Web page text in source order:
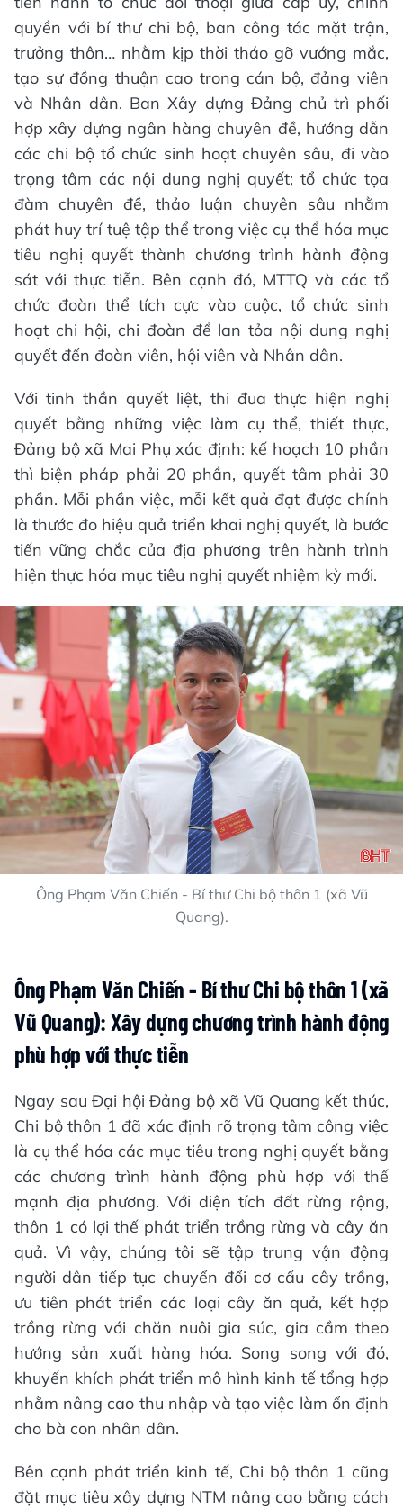
quyền với bí thư chi bộ, ban công tác mặt trận,
trưởng thôn… nhằm kịp thời tháo gỡ vướng mắc,
tạo sự đồng thuận cao trong cán bộ, đảng viên
và Nhân dân. Ban Xây dựng Đảng chủ trì phối
hợp xây dựng ngân hàng chuyên đề, hướng dẫn
các chi bộ tổ chức sinh hoạt chuyên sâu, đi vào
trọng tâm các nội dung nghị quyết; tổ chức tọa
đàm chuyên đề, thảo luận chuyên sâu nhằm
phát huy trí tuệ tập thể trong việc cụ thể hóa mục
tiêu nghị quyết thành chương trình hành động
sát với thực tiễn. Bên cạnh đó, MTTQ và các tổ
chức đoàn thể tích cực vào cuộc, tổ chức sinh
hoạt chi hội, chi đoàn để lan tỏa nội dung nghị
quyết đến đoàn viên, hội viên và Nhân dân.
Với tinh thần quyết liệt, thi đua thực hiện nghị
quyết bằng những việc làm cụ thể, thiết thực,
Đảng bộ xã Mai Phụ xác định: kế hoạch 10 phần
thì biện pháp phải 20 phần, quyết tâm phải 30
phần. Mỗi phần việc, mỗi kết quả đạt được chính
là thước đo hiệu quả triển khai nghị quyết, là bước
tiến vững chắc của địa phương trên hành trình
hiện thực hóa mục tiêu nghị quyết nhiệm kỳ mới.
Ông Phạm Văn Chiến - Bí thư Chi bộ thôn 1 (xã Vũ
Quang).
Ông Phạm Văn Chiến - Bí thư Chi bộ thôn 1 (xã
Vũ Quang): Xây dựng chương trình hành động
phù hợp với thực tiễn
Ngay sau Đại hội Đảng bộ xã Vũ Quang kết thúc,
Chi bộ thôn 1 đã xác định rõ trọng tâm công việc
là cụ thể hóa các mục tiêu trong nghị quyết bằng
các chương trình hành động phù hợp với thế
mạnh địa phương. Với diện tích đất rừng rộng,
thôn 1 có lợi thế phát triển trồng rừng và cây ăn
quả. Vì vậy, chúng tôi sẽ tập trung vận động
người dân tiếp tục chuyển đổi cơ cấu cây trồng,
ưu tiên phát triển các loại cây ăn quả, kết hợp
trồng rừng với chăn nuôi gia súc, gia cầm theo
hướng sản xuất hàng hóa. Song song với đó,
khuyến khích phát triển mô hình kinh tế tổng hợp
nhằm nâng cao thu nhập và tạo việc làm ổn định
cho bà con nhân dân.
Bên cạnh phát triển kinh tế, Chi bộ thôn 1 cũng
đặt mục tiêu xây dựng NTM nâng cao bằng cách